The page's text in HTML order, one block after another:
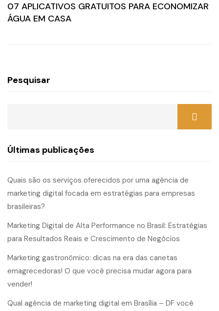
07 APLICATIVOS GRATUITOS PARA ECONOMIZAR
ÁGUA EM CASA
Pesquisar
Últimas publicações
Quais são os serviços oferecidos por uma agência de
marketing digital focada em estratégias para empresas
brasileiras?
Marketing Digital de Alta Performance no Brasil: Estratégias
para Resultados Reais e Crescimento de Negócios
Marketing gastronômico: dicas na era das canetas
emagrecedoras! O que você precisa mudar agora para
vender!
Qual agência de marketing digital em Brasília – DF você